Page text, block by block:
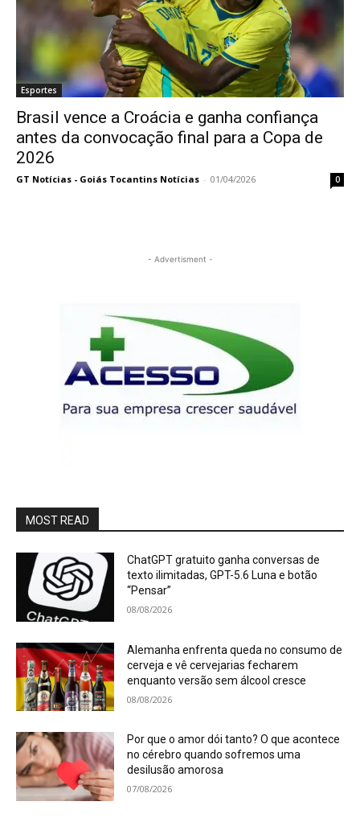
Esportes
Brasil vence a Croácia e ganha confiança
antes da convocação final para a Copa de
2026
GT Notícias - Goiás Tocantins Notícias - 01/04/2026 0
- Advertisment -
MOST READ
ChatGPT gratuito ganha conversas de
texto ilimitadas, GPT-5.6 Luna e botão
“Pensar”
08/08/2026
Alemanha enfrenta queda no consumo de
cerveja e vê cervejarias fecharem
enquanto versão sem álcool cresce
08/08/2026
Por que o amor dói tanto? O que acontece
no cérebro quando sofremos uma
desilusão amorosa
07/08/2026